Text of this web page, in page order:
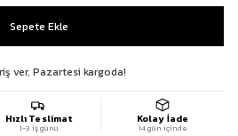
ver, Pazartesi kargoda!
Hızlı Teslimat
1-3 iş günü
Kolay İade
14 gün içinde